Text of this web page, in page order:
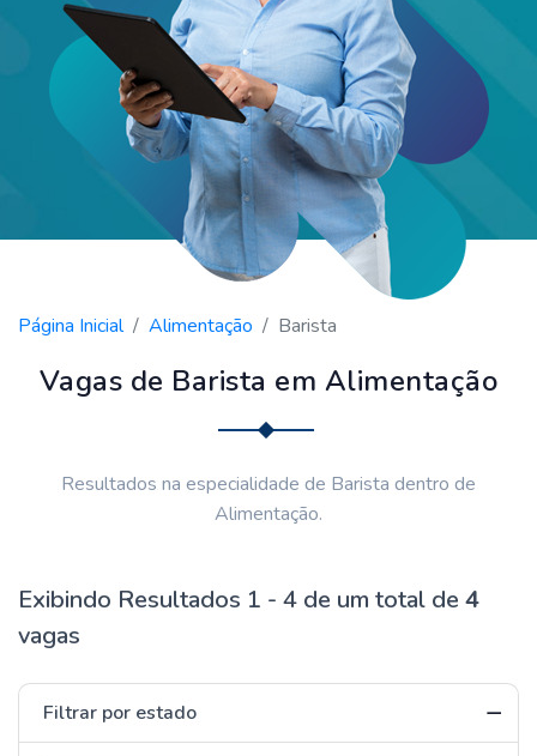
Página Inicial Alimentação Barista
Vagas de Barista em Alimentação
Resultados na especialidade de Barista dentro de
Alimentação.
Exibindo Resultados 1 - 4 de um total de 4
vagas
Filtrar por estado